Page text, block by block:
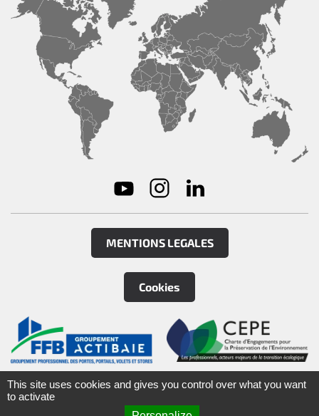
MENTIONS LEGALES
Cookies
©2026Groupe Tirard &Burgaud SAS
This site uses cookies and gives you control over what you want
to activate